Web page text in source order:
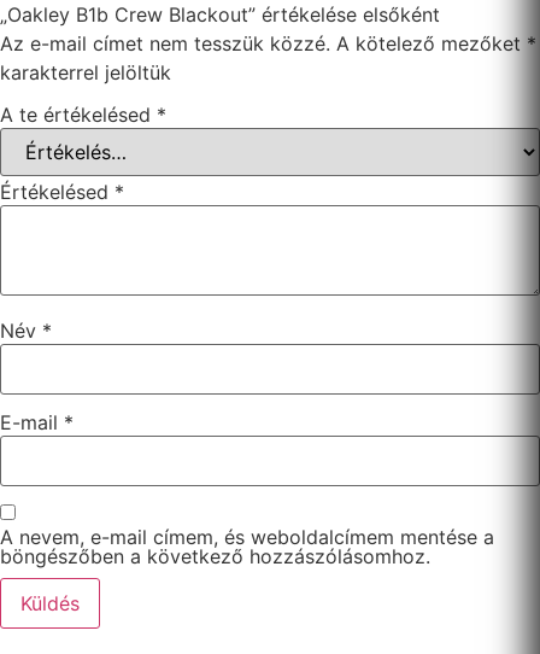
„Oakley B1b Crew Blackout” értékelése elsőként
Az e-mail címet nem tesszük közzé. A kötelező mezőket *
karakterrel jelöltük
A te értékelésed *
Értékelésed *
Név *
E-mail *
A nevem, e-mail címem, és weboldalcímem mentése a
böngészőben a következő hozzászólásomhoz.